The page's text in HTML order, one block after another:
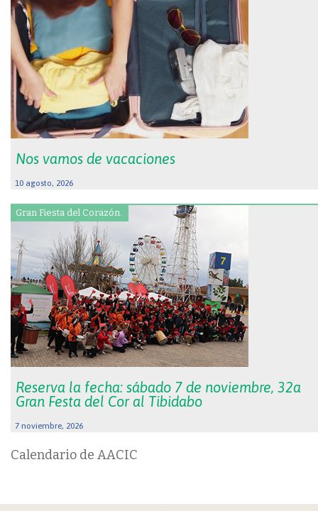
Nos vamos de vacaciones
10 agosto, 2026
Gran Fiesta del Corazón.
Reserva la fecha: sábado 7 de noviembre, 32a
Gran Festa del Cor al Tibidabo
7 noviembre, 2026
Calendario de AACIC